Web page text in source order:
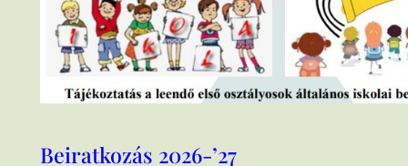
Beiratkozás 2026-’27